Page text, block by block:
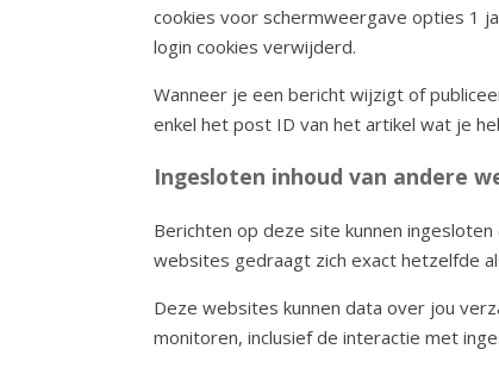
cookies voor schermweergave opties 1
login cookies verwijderd.
Wanneer je een bericht wijzigt of
enkel het post ID van het artikel wat je
Ingesloten inhoud van andere
Berichten op deze site kunnen
websites gedraagt zich exact hetzelfde
Deze websites kunnen data over jou
monitoren, inclusief de interactie met